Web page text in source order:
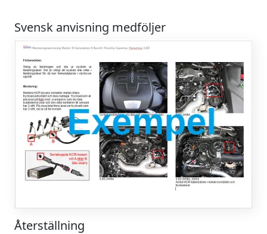
Svensk anvisning medföljer
Återställning